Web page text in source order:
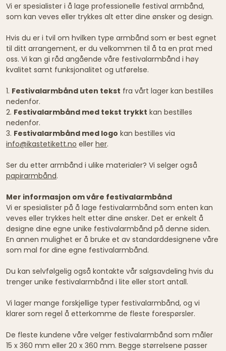
Vi er spesialister i å lage professionelle festival armbånd,
som kan veves eller trykkes alt etter dine ønsker og design.
Hvis du er i tvil om hvilken type armbånd som er best egnet
til ditt arrangement, er du velkommen til å ta en prat med
oss. Vi kan gi råd angående våre festivalarmbånd i høy
kvalitet samt funksjonalitet og utførelse.
1. Festivalarmbånd uten tekst fra vårt lager kan bestilles
nedenfor.
2. Festivalarmbånd med tekst trykkt kan bestilles
nedenfor.
3. Festivalarmbånd med logo kan bestilles via
info@ikastetikett.no eller her.
Ser du etter armbånd i ulike materialer? Vi selger også
papirarmbånd.
Mer informasjon om våre festivalarmbånd
Vi er spesialister på å lage festivalarmbånd som enten kan
veves eller trykkes helt etter dine ønsker. Det er enkelt å
designe dine egne unike festivalarmbånd på denne siden.
En annen mulighet er å bruke et av standarddesignene våre
som mal for dine egne festivalarmbånd.
Du kan selvfølgelig også kontakte vår salgsavdeling hvis du
trenger unike festivalarmbånd i lite eller stort antall.
Vi lager mange forskjellige typer festivalarmbånd, og vi
klarer som regel å etterkomme de fleste forespørsler.
De fleste kundene våre velger festivalarmbånd som måler
15 x 360 mm eller 20 x 360 mm. Begge størrelsene passer